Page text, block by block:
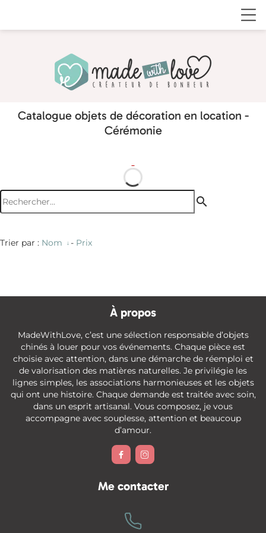
Catalogue objets de décoration en location -
Cérémonie
search
Trier par : Nom - Prix
À propos
MadeWithLove, c’est une sélection responsable d’objets
chinés à louer pour vos événements. Chaque pièce est
choisie avec attention, dans une démarche de réemploi et
de valorisation des matières naturelles. Je privilégie les
lignes simples, les associations harmonieuses et les objets
qui ont une histoire. Chaque demande est traitée avec soin,
dans un esprit artisanal. Vous composez, je vous
accompagne avec souplesse, attention et beaucoup
d’amour.
 
Me contacter